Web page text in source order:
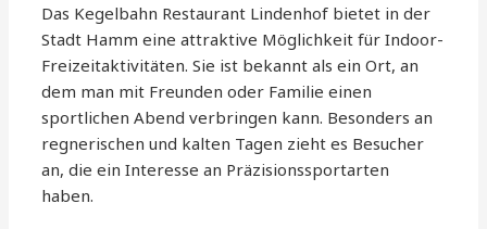
Das Kegelbahn Restaurant Lindenhof bietet in der
Stadt Hamm eine attraktive Möglichkeit für Indoor-
Freizeitaktivitäten. Sie ist bekannt als ein Ort, an
dem man mit Freunden oder Familie einen
sportlichen Abend verbringen kann. Besonders an
regnerischen und kalten Tagen zieht es Besucher
an, die ein Interesse an Präzisionssportarten
haben.